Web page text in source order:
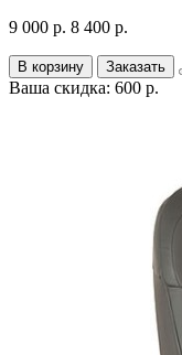
9 000 р. 8 400 р.
В корзину Заказать
Ваша скидка: 600 р.